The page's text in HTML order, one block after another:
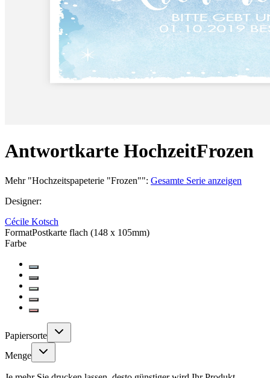
Antwortkarte HochzeitFrozen
Mehr"Hochzeitspapeterie "Frozen"": Gesamte Serie anzeigen
Designer:
Cécile Kotsch
FormatPostkarte flach (148 x 105mm)
Farbe
Papiersorte
Menge